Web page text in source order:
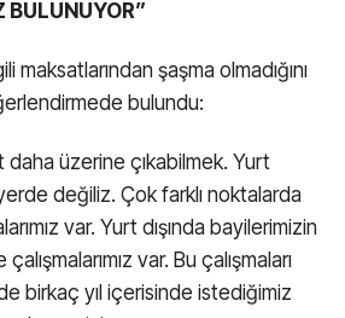
maksatlarından şaşma olmadığını
bulundu:
üzerine çıkabilmek. Yurt
değiliz. Çok farklı noktalarda
var. Yurt dışında bayilerimizin
var. Bu çalışmaları
birkaç yıl içerisinde istediğimiz